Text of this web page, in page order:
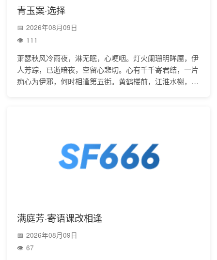
青玉案·选择
2026年08月09日
111
萧瑟秋风冷雨夜，淋无眠，心哽咽。灯火阑珊明眸靥，伊
人芳踪，已逝暗夜，空留心悲切。心有千千寄君结，一片
痴心为伊邪，何时相逢第五街。黄鹤楼前，江淮水榭，心
满庭芳·寄语课改相逢
2026年08月09日
67